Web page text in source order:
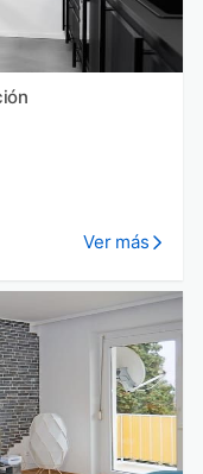
Ver más